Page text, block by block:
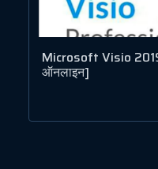
Microsoft Visio
ऑनलाइन]